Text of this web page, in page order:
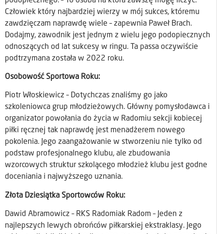
Człowiek który najbardziej wierzy w mój sukces, któremu
zawdzięczam naprawdę wiele – zapewnia Paweł Brach.
Dodajmy, zawodnik jest jednym z wielu jego podopiecznych
odnoszących od lat sukcesy w ringu. Ta passa oczywiście
podtrzymana została w 2022 roku.
Osobowość Sportowa Roku:
Piotr Włoskiewicz – Dotychczas znaliśmy go jako
szkoleniowca grup młodzieżowych. Główny pomysłodawca i
organizator powołania do życia w Radomiu sekcji kobiecej
piłki ręcznej tak naprawdę jest menadżerem nowego
pokolenia. Jego zaangażowanie w stworzeniu nie tylko od
podstaw profesjonalnego klubu, ale zbudowania
wzorcowych struktur szkolącego młodzież klubu jest godne
doceniania i najwyższego uznania.
Złota Dziesiątka Sportowców Roku:
Dawid Abramowicz – RKS Radomiak Radom – Jeden z
najlepszych lewych obrońców piłkarskiej ekstraklasy. Jego